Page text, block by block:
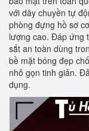
với dây chuyền tự
phòng đựng hồ sơ
lượng cao. Đáp ứng
sắt an toàn dùng
bề mặt bóng đẹp
nhỏ gọn tinh giản.
dụng.